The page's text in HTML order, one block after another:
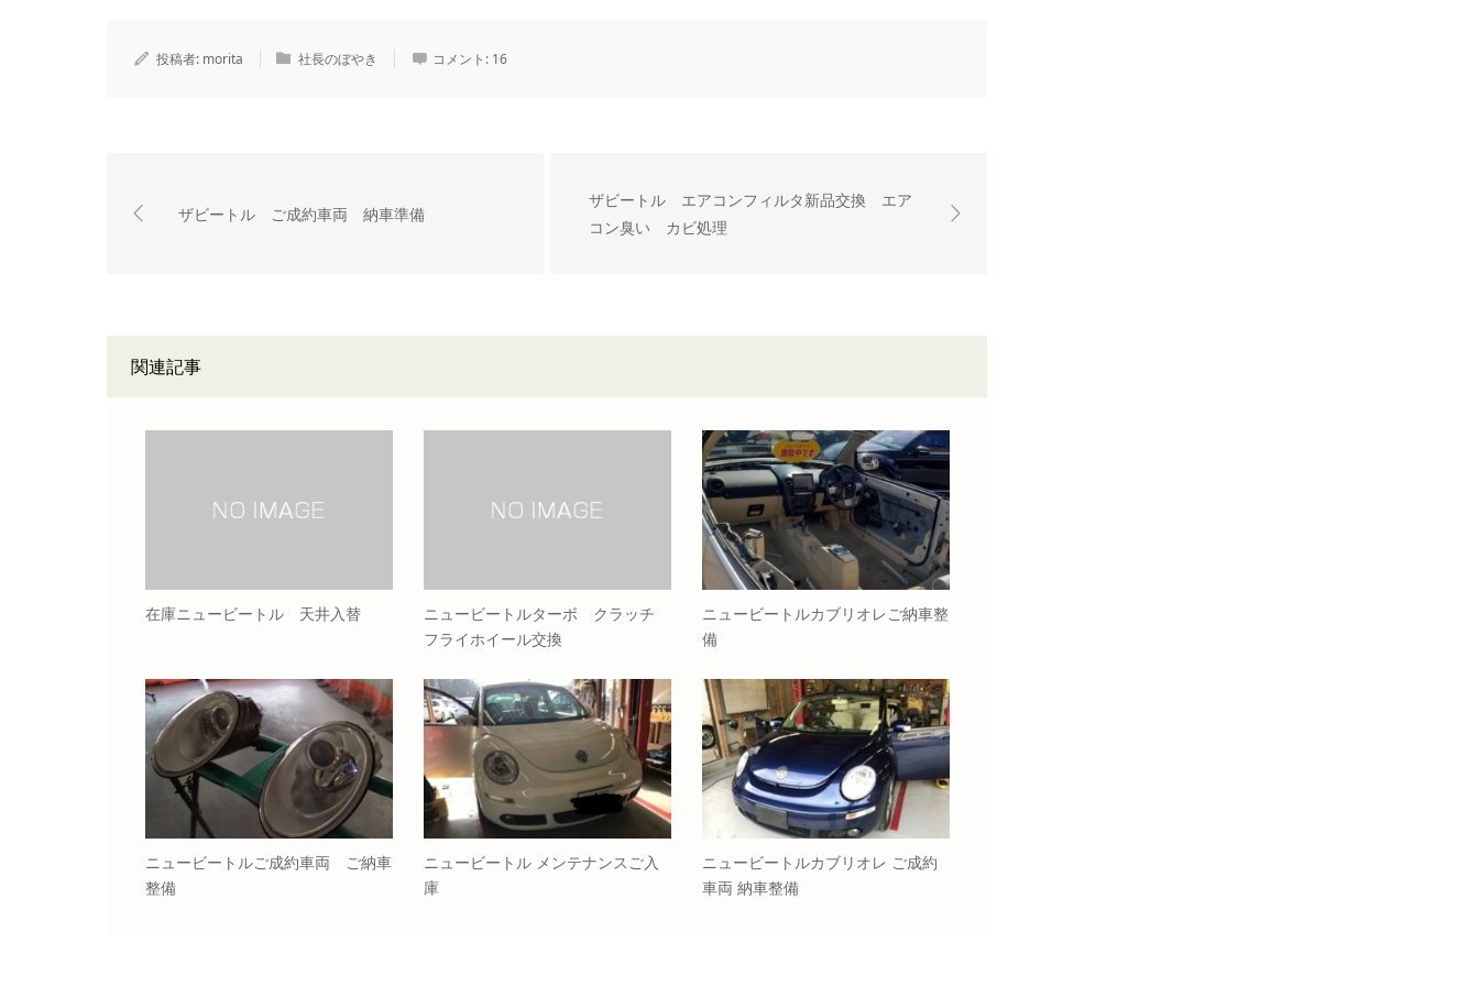
投稿者: morita 社長のぼやき コメント: 16
ザビートル ご成約車両 納車準備
ザビートル エアコンフィルタ新品交換 エア
コン臭い カビ処理
関連記事
在庫ニュービートル 天井入替
ニュービートルターボ クラッチ
フライホイール交換
ニュービートルカブリオレご納車整
備
ニュービートルご成約車両 ご納車
整備
ニュービートル メンテナンスご入
庫
ニュービートルカブリオレ ご成約
車両 納車整備